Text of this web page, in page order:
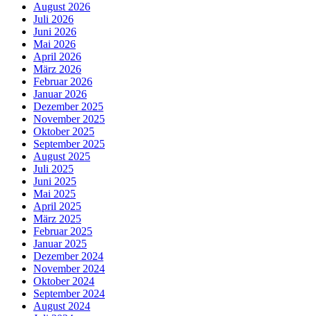
August 2026
Juli 2026
Juni 2026
Mai 2026
April 2026
März 2026
Februar 2026
Januar 2026
Dezember 2025
November 2025
Oktober 2025
September 2025
August 2025
Juli 2025
Juni 2025
Mai 2025
April 2025
März 2025
Februar 2025
Januar 2025
Dezember 2024
November 2024
Oktober 2024
September 2024
August 2024